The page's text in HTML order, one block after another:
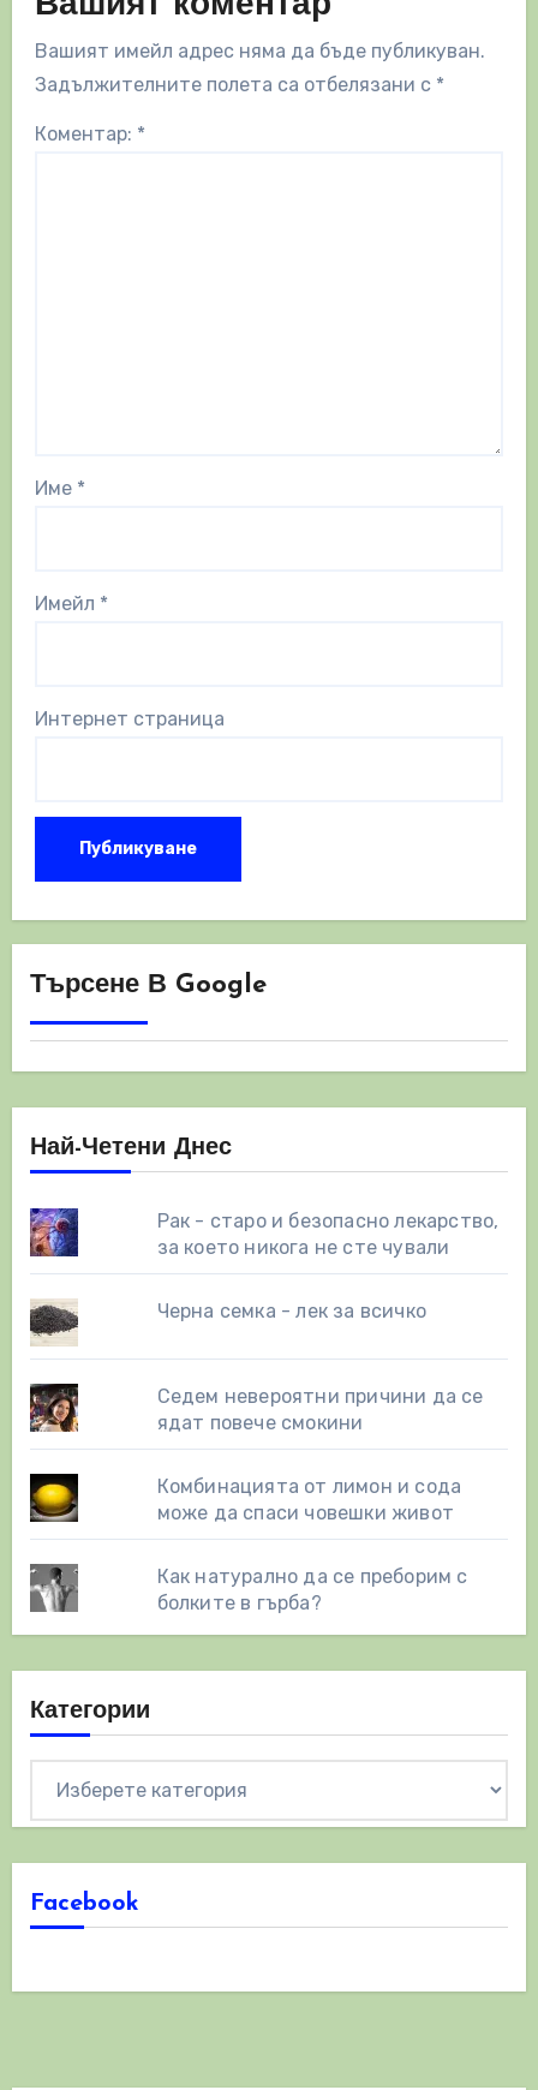
Вашият имейл адрес няма да бъде публикуван.
Задължителните полета са отбелязани с *
Коментар: *
Име *
Имейл *
Интернет страница
Търсене В Google
Най-Четени Днес
Рак - старо и безопасно лекарство,
за което никога не сте чували
Черна семка - лек за всичко
Седем невероятни причини да се
ядат повече смокини
Комбинацията от лимон и сода
може да спаси човешки живот
Как натурално да се преборим с
болките в гърба?
Категории
Facebook